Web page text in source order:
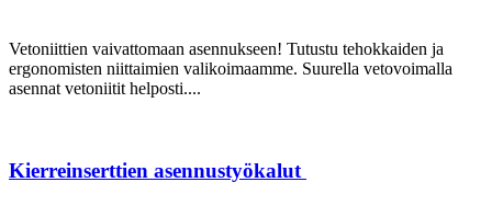
Vetoniittien vaivattomaan asennukseen! Tutustu tehokkaiden ja
ergonomisten niittaimien valikoimaamme. Suurella vetovoimalla
asennat vetoniitit helposti....
Kierreinserttien asennustyökalut